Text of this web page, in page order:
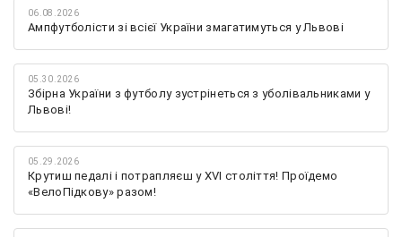
06.08.2026
Ампфутболісти зі всієї України змагатимуться у Львові
05.30.2026
Збірна України з футболу зустрінеться з уболівальниками у
Львові!
05.29.2026
Крутиш педалі і потрапляєш у XVI століття! Проїдемо
«ВелоПідкову» разом!